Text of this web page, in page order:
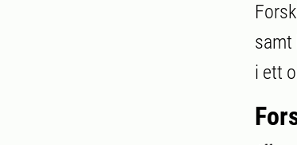
samt
i ett